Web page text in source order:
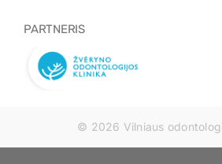
PARTNERIS
© 2026 Vilniaus